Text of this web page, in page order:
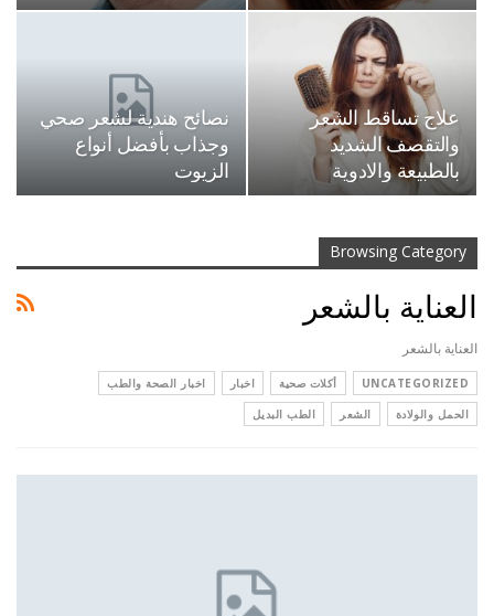
علاج تساقط الشعر
والتقصف الشديد
بالطبيعة والادوية
نصائح هندية لشعر صحي
وجذاب بأفضل أنواع
الزيوت
Browsing Category
العناية بالشعر
العناية بالشعر
UNCATEGORIZED أكلات صحية اخبار
اخبار الصحة والطب
الحمل والولادة
الشعر الطب البديل